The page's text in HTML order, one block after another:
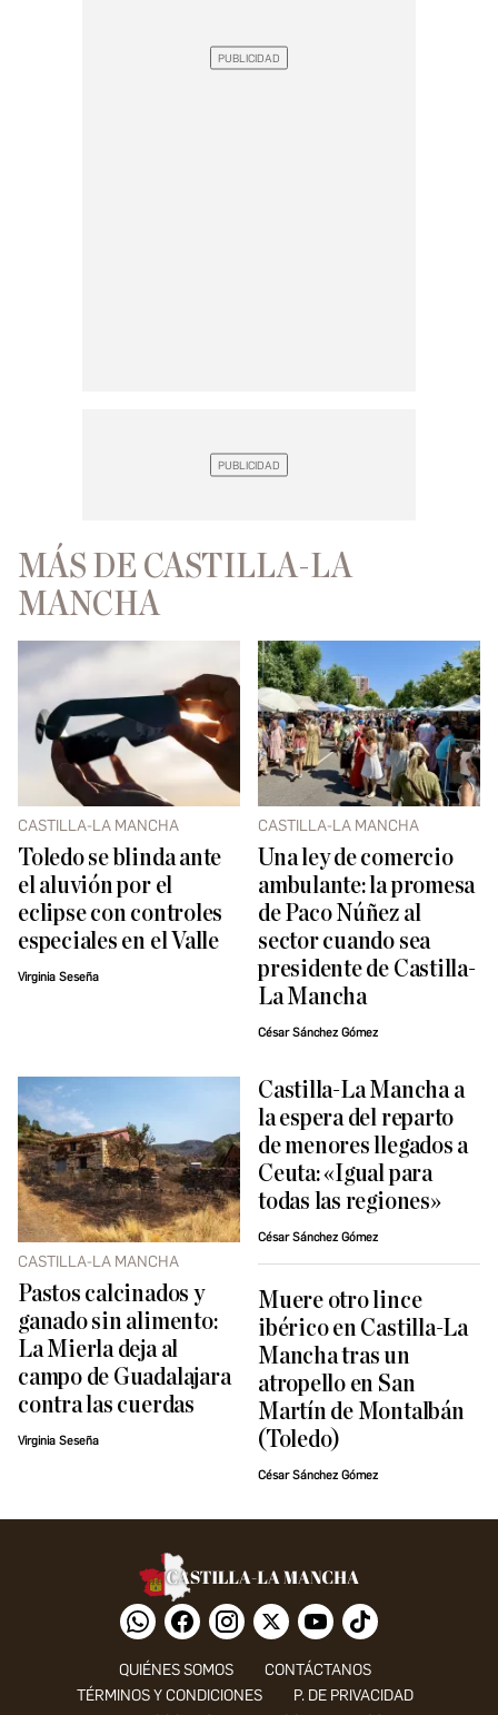
MÁS DE CASTILLA-LA
MANCHA
CASTILLA-LA MANCHA
Toledo se blinda ante
el aluvión por el
eclipse con controles
especiales en el Valle
Virginia Seseña
CASTILLA-LA MANCHA
Una ley de comercio
ambulante: la promesa
de Paco Núñez al
sector cuando sea
presidente de Castilla-
La Mancha
César Sánchez Gómez
CASTILLA-LA MANCHA
Pastos calcinados y
ganado sin alimento:
La Mierla deja al
campo de Guadalajara
contra las cuerdas
Virginia Seseña
Castilla-La Mancha a
la espera del reparto
de menores llegados a
Ceuta: «Igual para
todas las regiones»
César Sánchez Gómez
Muere otro lince
ibérico en Castilla-La
Mancha tras un
atropello en San
Martín de Montalbán
(Toledo)
César Sánchez Gómez
QUIÉNES SOMOS
CONTÁCTANOS
TÉRMINOS Y CONDICIONES
P. DE PRIVACIDAD